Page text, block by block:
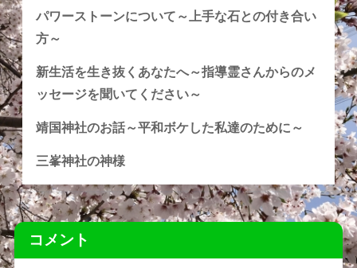
パワーストーンについて～上手な石との付き合い
方～
新生活を生き抜くあなたへ～指導霊さんからのメ
ッセージを聞いてください～
靖国神社のお話～平和ボケした私達のために～
三峯神社の神様
コメント